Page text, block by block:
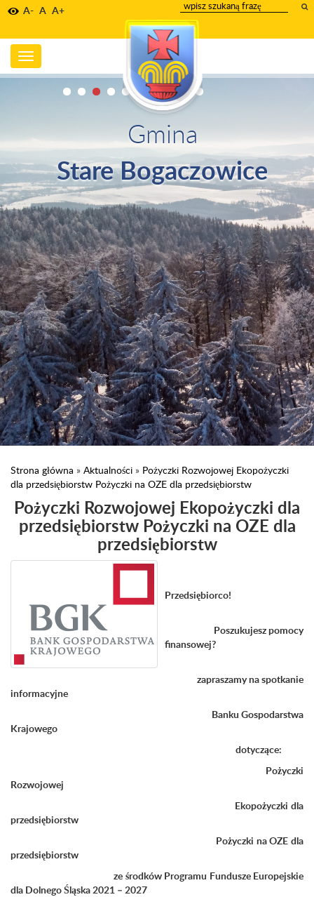
A- A A+
wpisz
szukany
tekst
Toggle
navigation
Gmina
Stare Bogaczowice
Strona główna » Aktualności » Pożyczki Rozwojowej Ekopożyczki
dla przedsiębiorstw Pożyczki na OZE dla przedsiębiorstw
Pożyczki Rozwojowej Ekopożyczki dla
przedsiębiorstw Pożyczki na OZE dla
przedsiębiorstw
Przedsiębiorco!
Poszukujesz pomocy
finansowej?
zapraszamy na spotkanie
informacyjne
Banku Gospodarstwa
Krajowego
dotyczące:
Pożyczki
Rozwojowej
Ekopożyczki dla
przedsiębiorstw
Pożyczki na OZE dla
przedsiębiorstw
ze środków Programu Fundusze Europejskie
dla Dolnego Śląska 2021 – 2027